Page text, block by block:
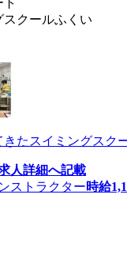
クールふくい
たスイミングスク
人詳細へ記載
ストラクター時給